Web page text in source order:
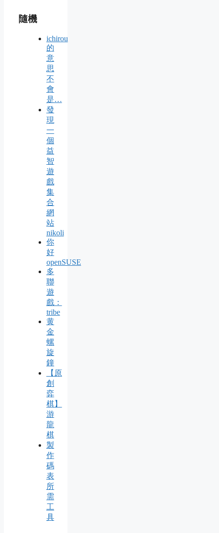
隨機
ichirou
的
意
思
不
會
是…
發
現
一
個
益
智
遊
戲
集
合
網
站
nikoli
你
好
openSUSE
多
聯
遊
戲：
tribe
黄
金
螺
旋
鐘
【原
創
弈
棋】
游
龍
棋
製
作
碼
表
所
需
工
具